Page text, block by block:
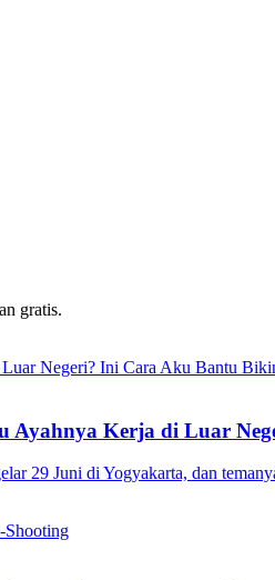
gratis.
Kerja di Luar
29 Juni di Yogyakarta, dan